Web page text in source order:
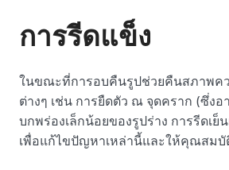
การรีดแข็ง
ในขณะที่การอบคืนรูปช่วยคืนสภาพค
ต่างๆ เช่น การยืดตัว ณ จุดคราก (ซึ่ง
บกพร่องเล็กน้อยของรูปร่าง การรีดเ
เพื่อแก้ไขปัญหาเหล่านี้และให้คุณสม